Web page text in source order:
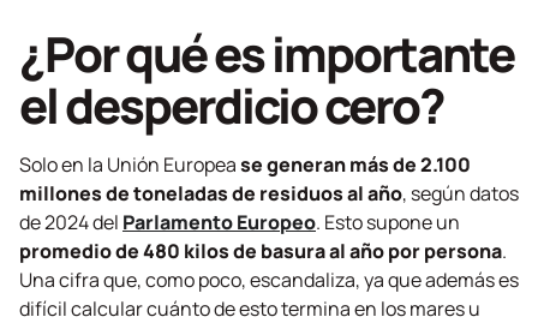
¿Por qué es importante
el desperdicio cero?
Solo en la Unión Europease generan más de 2.100
millones de toneladas de residuos al año, según datos
de 2024 del Parlamento Europeo. Esto supone un
promedio de 480 kilos de basura al año por persona.
Una cifra que, como poco, escandaliza, ya que además es
difícil calcular cuánto de esto termina en los mares u